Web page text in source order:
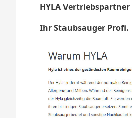
HYLA Vertriebspartner
Ihr Staubsauger Profi.